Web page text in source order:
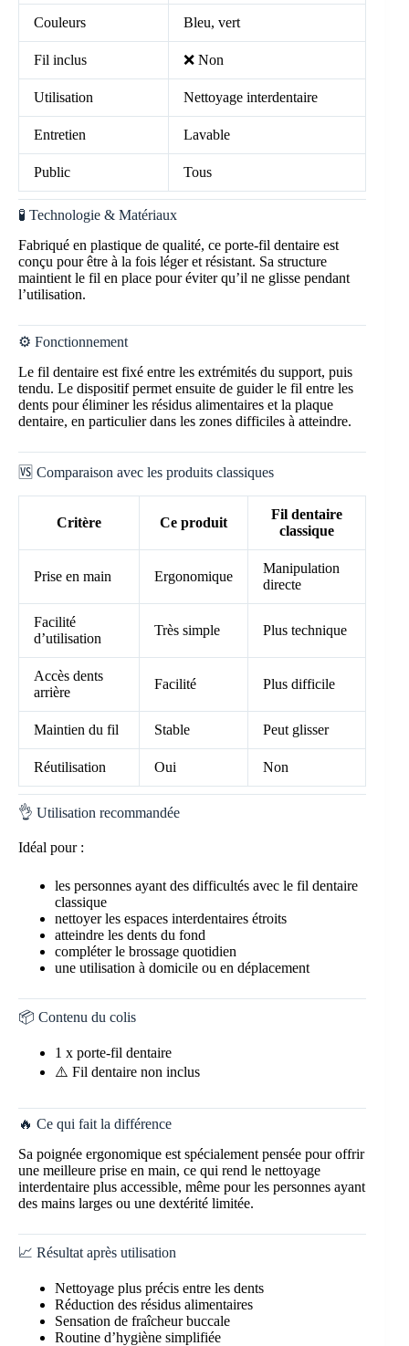
Couleurs Bleu, vert
Fil inclus ❌ Non
Utilisation Nettoyage interdentaire
Entretien Lavable
Public Tous
🧪 Technologie & Matériaux
Fabriqué en plastique de qualité, ce porte-fil dentaire est
conçu pour être à la fois léger et résistant. Sa structure
maintient le fil en place pour éviter qu’il ne glisse pendant
l’utilisation.
⚙️ Fonctionnement
Le fil dentaire est fixé entre les extrémités du support, puis
tendu. Le dispositif permet ensuite de guider le fil entre les
dents pour éliminer les résidus alimentaires et la plaque
dentaire, en particulier dans les zones difficiles à atteindre.
🆚 Comparaison avec les produits classiques
Critère Ce produit
Fil dentaire
classique
Prise en main Ergonomique
Manipulation
directe
Facilité
d’utilisation
Très simple Plus technique
Accès dents
arrière
Facilité Plus difficile
Maintien du fil Stable Peut glisser
Réutilisation Oui Non
👌 Utilisation recommandée
Idéal pour :
les personnes ayant des difficultés avec le fil dentaire
classique
nettoyer les espaces interdentaires étroits
atteindre les dents du fond
compléter le brossage quotidien
une utilisation à domicile ou en déplacement
📦 Contenu du colis
1 x porte-fil dentaire
⚠️ Fil dentaire non inclus
🔥 Ce qui fait la différence
Sa poignée ergonomique est spécialement pensée pour offrir
une meilleure prise en main, ce qui rend le nettoyage
interdentaire plus accessible, même pour les personnes ayant
des mains larges ou une dextérité limitée.
📈 Résultat après utilisation
Nettoyage plus précis entre les dents
Réduction des résidus alimentaires
Sensation de fraîcheur buccale
Routine d’hygiène simplifiée